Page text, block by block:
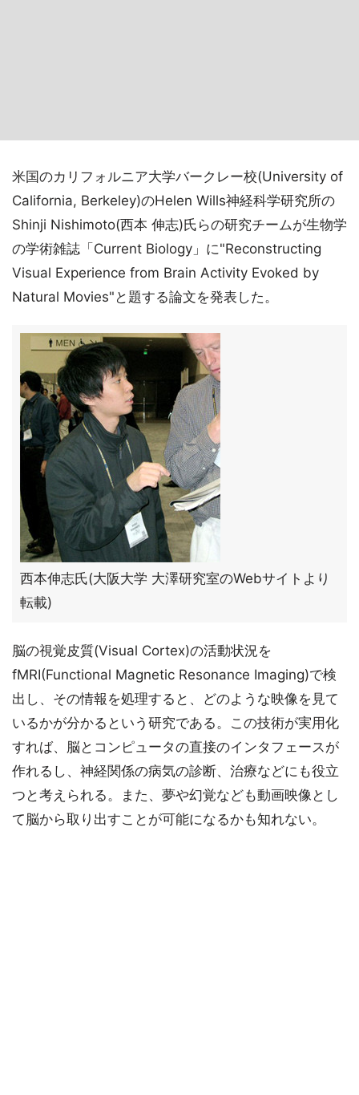
米国のカリフォルニア大学バークレー校(University of
California, Berkeley)のHelen Wills神経科学研究所の
Shinji Nishimoto(西本 伸志)氏らの研究チームが生物学
の学術雑誌「Current Biology」に"Reconstructing
Visual Experience from Brain Activity Evoked by
Natural Movies"と題する論文を発表した。
西本伸志氏(大阪大学 大澤研究室のWebサイトより
転載)
脳の視覚皮質(Visual Cortex)の活動状況を
fMRI(Functional Magnetic Resonance Imaging)で検
出し、その情報を処理すると、どのような映像を見て
いるかが分かるという研究である。この技術が実用化
すれば、脳とコンピュータの直接のインタフェースが
作れるし、神経関係の病気の診断、治療などにも役立
つと考えられる。また、夢や幻覚なども動画映像とし
て脳から取り出すことが可能になるかも知れない。